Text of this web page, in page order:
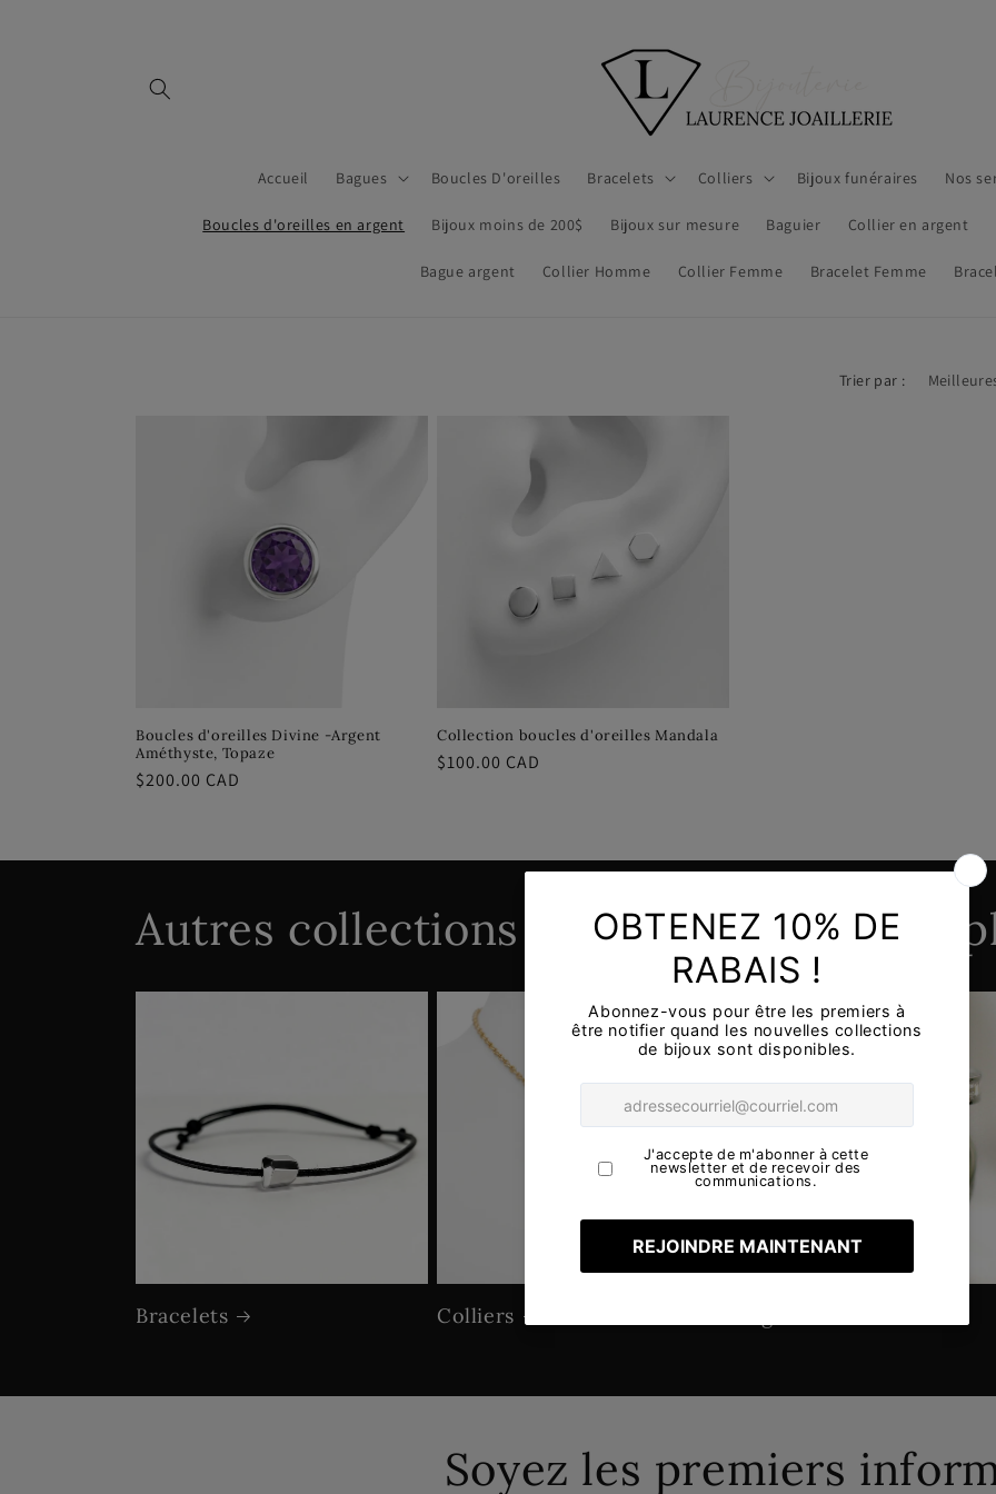
Accueil Bagues Boucles D'oreilles Bracelets Colliers Bijoux funéraires Nos
Boucles d'oreilles en argent Bijoux moins de 200$ Bijoux sur mesure Baguier Collier en argent
Bague argent Collier Homme Collier Femme Bracelet Femme
Trier par :
Boucles d'oreilles Divine -Argent
Améthyste, Topaze
Prix
$200.00 CAD
Collection boucles d'oreilles Mandala
Prix
$100.00 CAD
Autres collections qui pourraient vous
Bracelets Colliers
Soyez les premiers